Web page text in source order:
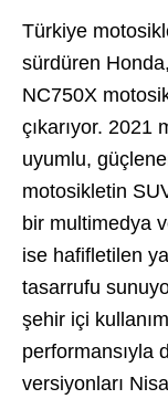
Türkiye
sürdüren
NC750X
çıkarıyor. 2021
uyumlu,
motosikletin
bir multimedya
ise hafifletilen
tasarrufu
şehir içi
performansıyla
versiyonları